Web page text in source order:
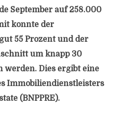
September auf 258.000
konnte der
55 Prozent und der
um knapp 30
werden. Dies ergibt eine
Immobiliendienstleisters
(BNPPRE).